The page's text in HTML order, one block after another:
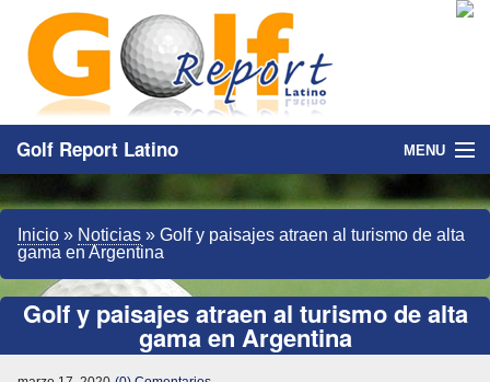
Golf Report Latino MENU
Directorio
Noticias
Categorias
Inicio » Noticias » Golf y paisajes atraen al turismo de alta
gama en Argentina
Golf y paisajes atraen al turismo de alta
gama en Argentina